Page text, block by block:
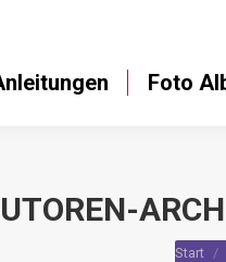
Foto
Sie
Start